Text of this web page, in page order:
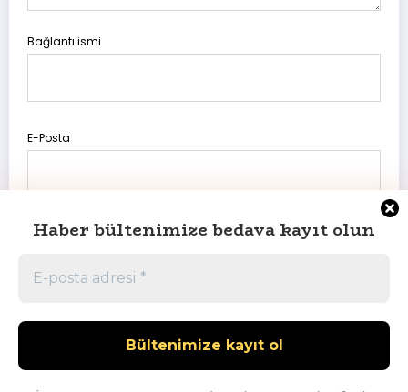
Haber bültenimize bedava kayıt olun
Bağlantı ismi
E-Posta